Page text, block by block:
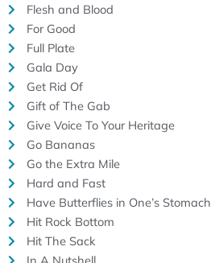
Flesh and Blood
For Good
Full Plate
Gala Day
Get Rid Of
Gift of The Gab
Give Voice To Your Heritage
Go Bananas
Go the Extra Mile
Hard and Fast
Have Butterflies in One’s Stomach
Hit Rock Bottom
Hit The Sack